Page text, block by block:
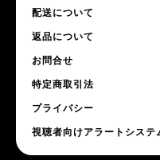
配送について
返品について
お問合せ
特定商取引法
プライバシー
視聴者向けアラートシステ